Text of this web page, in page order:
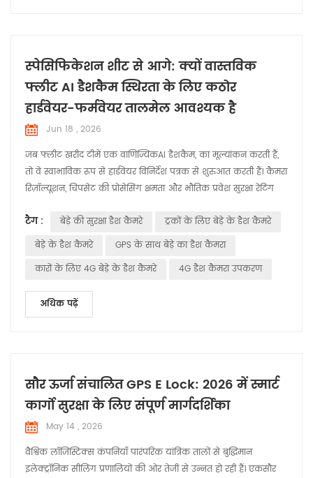
स्पेसिफिकेशन शीट से आगे: क्यों वास्तविक
फ्लीट AI डैशकैम स्थिरता के लिए कठोर
हार्डवेयर-फर्मवेयर तालमेल आवश्यक है
Jun 18 , 2026
जब फ्लीट खरीद टीमें एक वाणिज्यिकAI डैशकैम, का मूल्यांकन करती हैं,
तो वे स्वाभाविक रूप से हार्डवेयर विनिर्देश पत्रक से शुरुआत करती हैं। कैमरा
रिज़ॉल्यूशन, चिपसेट की प्रोसेसिंग क्षमता और भौतिक प्रवेश सुरक्षा रेटिंग
हैं कि एक ऐसा उपकरण जो साफ प्रयोगशाला बेंच पर पूरी तरह काम करता
है, कार्यरत वाहन के अंदर तैनात किए जाने के बाद भी प...
टैग : बेड़े की सुरक्षा डैश कैमरे
ट्रकों के लिए बेड़े के डैश कैमरे
बेड़े के डैश कैमरे
GPS के साथ बेड़े का डैश कैमरा
कारों के लिए 4G बेड़े के डैश कैमरे
4G डैश कैमरा उपकरण
अधिक पढ़ें
सौर ऊर्जा संचालित GPS E Lock: 2026 में स्मार्ट
कार्गो सुरक्षा के लिए संपूर्ण मार्गदर्शिका
May 14 , 2026
वैश्विक लॉजिस्टिक्स कंपनियाँ पारंपरिक यांत्रिक तालों से बुद्धिमान
इलेक्ट्रॉनिक सीलिंग प्रणालियों की ओर तेजी से उन्नत हो रही हैं। एकसौर